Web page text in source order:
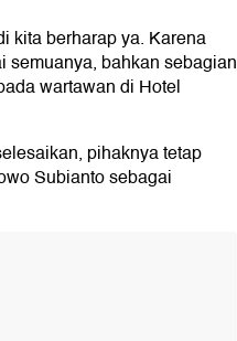
kita berharap ya. Karena
semuanya, bahkan sebagian
wartawan di Hotel
pihaknya tetap
Subianto sebagai